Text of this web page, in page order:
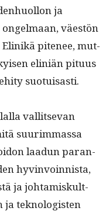
ja
väestön
Elinikä pite­nee, mut­
elin­iän pitu­us
suo­tu­isas­ti.
val­lit­se­van
suurim­mas­sa
laadun paran­
hyv­in­voin­nista,
ja johtamiskult­
ja tek­nol­o­gis­ten